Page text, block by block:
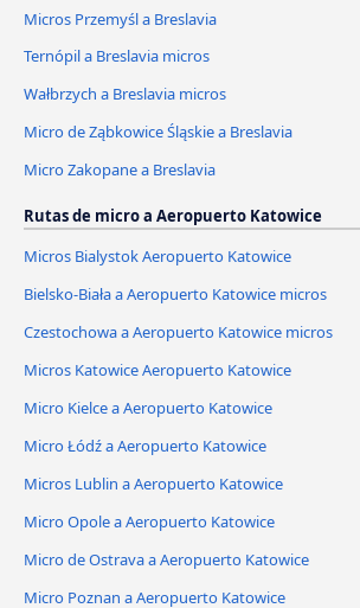
Micros Przemyśl a Breslavia
Ternópil a Breslavia micros
Wałbrzych a Breslavia micros
Micro de Ząbkowice Śląskie a Breslavia
Micro Zakopane a Breslavia
Rutas de micro a Aeropuerto Katowice
Micros Bialystok Aeropuerto Katowice
Bielsko-Biała a Aeropuerto Katowice micros
Czestochowa a Aeropuerto Katowice micros
Micros Katowice Aeropuerto Katowice
Micro Kielce a Aeropuerto Katowice
Micro Łódź a Aeropuerto Katowice
Micros Lublin a Aeropuerto Katowice
Micro Opole a Aeropuerto Katowice
Micro de Ostrava a Aeropuerto Katowice
Micro Poznan a Aeropuerto Katowice